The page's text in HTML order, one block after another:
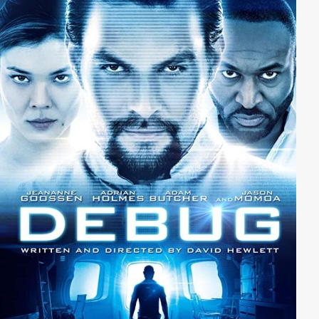
da die Leiche immer wieder auftaucht. Daher bleibt
ihm nur der ultimative Entsorgungsweg, wobei sein
Hund und die der Nachbarn eine grosse Rolle spielen.